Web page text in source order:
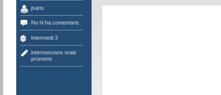
jsans
No hi ha comentaris
Intermedi 3
intervencions orals
pronoms